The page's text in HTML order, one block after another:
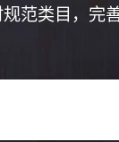
范类目，完